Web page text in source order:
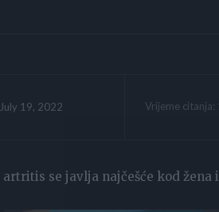
July 19, 2022 Vrijeme citanja:
se javlja najčešće kod žena